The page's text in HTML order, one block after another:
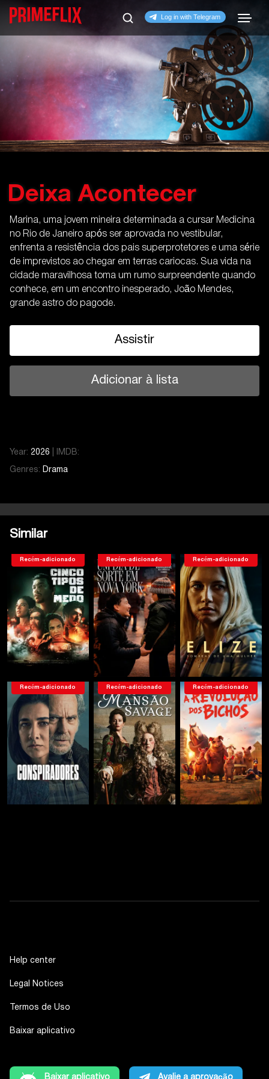
Deixa Acontecer
Marina, uma jovem mineira determinada a cursar Medicina
no Rio de Janeiro após ser aprovada no vestibular,
enfrenta a resistência dos pais superprotetores e uma série
de imprevistos ao chegar em terras cariocas. Sua vida na
cidade maravilhosa toma um rumo surpreendente quando
conhece, em um encontro inesperado, João Mendes,
grande astro do pagode.
Assistir
Adicionar à lista
Year: 2026 IMDB:
Genres: Drama
Similar
Recém-adicionado Recém-adicionado Recém-adicionado
Recém-adicionado Recém-adicionado Recém-adicionado
Help center
Legal Notices
Termos de Uso
Baixar aplicativo
Baixar aplicativo Avalie a aprovação